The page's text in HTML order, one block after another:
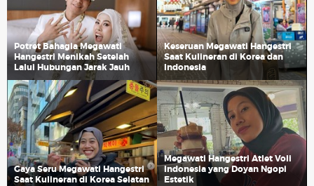
Potret Bahagia Megawati
Hangestri Menikah Setelah
Lalui Hubungan Jarak Jauh
Keseruan Megawati Hangestri
Saat Kulineran di Korea dan
Indonesia
Gaya Seru Megawati Hangestri
Saat Kulineran di Korea Selatan
Megawati Hangestri Atlet Voli
Indonesia yang Doyan Ngopi
Estetik